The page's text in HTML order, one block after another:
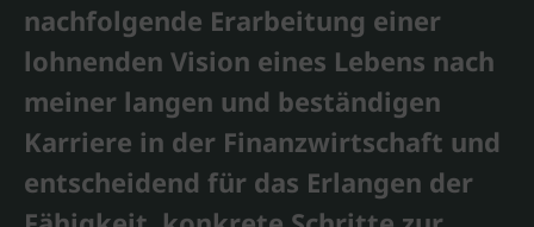
nachfolgende Erarbeitung einer
lohnenden Vision eines Lebens nach
meiner langen und beständigen
Karriere in der Finanzwirtschaft und
entscheidend für das Erlangen der